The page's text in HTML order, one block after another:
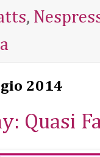
,
2014
Quasi